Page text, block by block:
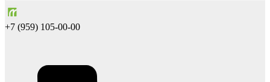
+7 (959) 105-00-00